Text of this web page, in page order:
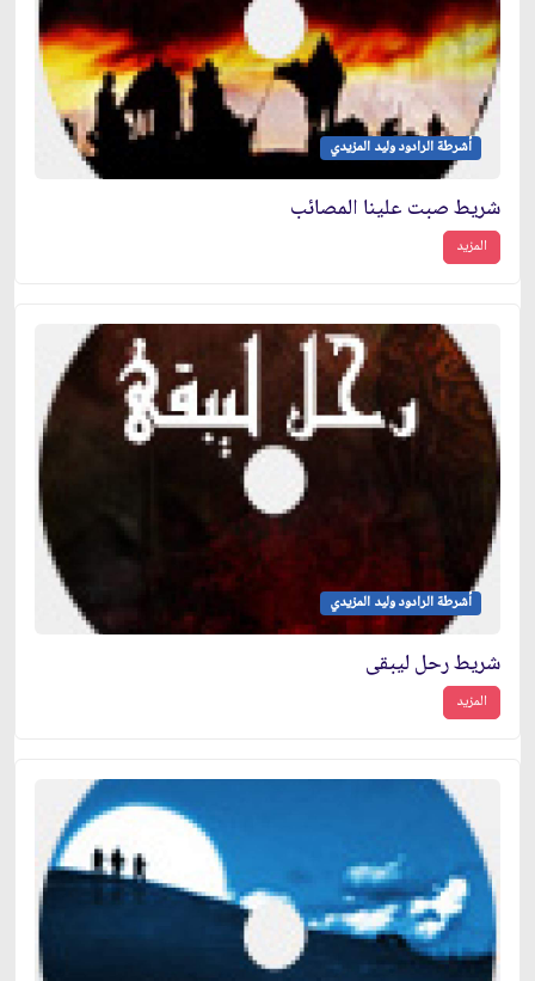
أشرطة الرادود وليد المزيدي
شريط صبت علينا المصائب
المزيد
أشرطة الرادود وليد المزيدي
شريط رحل ليبقى
المزيد